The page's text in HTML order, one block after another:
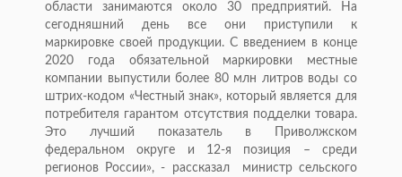
области занимаются около 30 предприятий. На
сегодняшний день все они приступили к
маркировке своей продукции. С введением в конце
2020 года обязательной маркировки местные
компании выпустили более 80 млн литров воды со
штрих-кодом «Честный знак», который является для
потребителя гарантом отсутствия подделки товара.
Это лучший показатель в Приволжском
федеральном округе и 12-я позиция – среди
регионов России», - рассказал министр сельского